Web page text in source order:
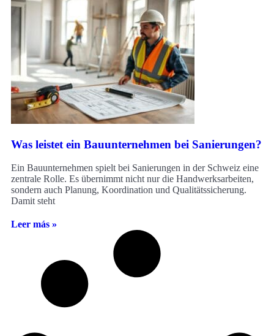
Was leistet ein Bauunternehmen bei Sanierungen?
Ein Bauunternehmen spielt bei Sanierungen in der Schweiz eine
zentrale Rolle. Es übernimmt nicht nur die Handwerksarbeiten,
sondern auch Planung, Koordination und Qualitätssicherung.
Damit steht
Leer más »